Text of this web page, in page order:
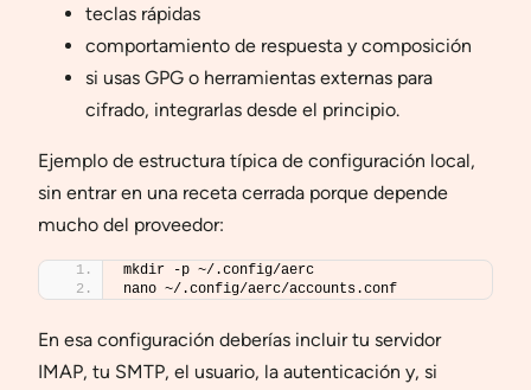
teclas rápidas
comportamiento de respuesta y composición
si usas GPG o herramientas externas para
cifrado, integrarlas desde el principio.
Ejemplo de estructura típica de configuración local,
sin entrar en una receta cerrada porque depende
mucho del proveedor:
mkdir -p ~/.config/aerc
nano ~/.config/aerc/accounts.conf
En esa configuración deberías incluir tu servidor
IMAP, tu SMTP, el usuario, la autenticación y, si